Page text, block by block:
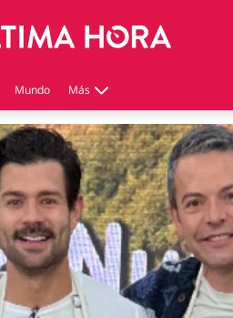
Mundo Más
Virales
Tecnología
Economía
Estilo de vida
Contenido patrocinado
Instagram